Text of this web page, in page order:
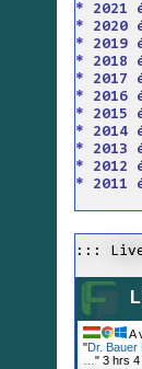
* 2021
* 2020
* 2019
* 2018
* 2017
* 2016
* 2015
* 2014
* 2013
* 2012
* 2011
:::
A
"Dr.
" 3 hrs 4